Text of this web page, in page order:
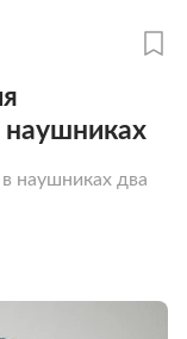
наушниках два